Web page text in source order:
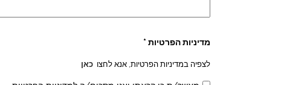
מדיניות הפרטיות *
לצפיה במדיניות הפרטיות, אנא לחצו כאן